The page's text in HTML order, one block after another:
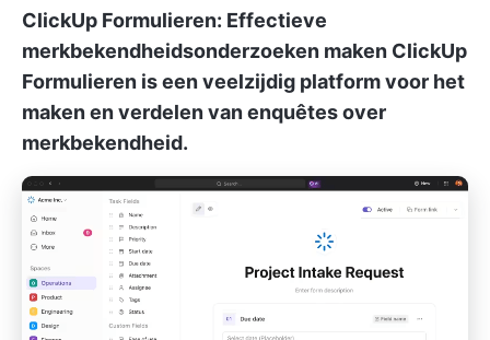
ClickUp Formulieren: Effectieve
merkbekendheidsonderzoeken maken ClickUp
Formulieren is een veelzijdig platform voor het
maken en verdelen van enquêtes over
merkbekendheid.